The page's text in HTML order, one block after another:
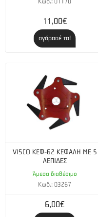
Δίσκος χορτοκοπής: Ναι
Εξάρτηση: Διπλή
Κωδ.: 01170
11,00€
αγόρασέ το!
VISCO ΚΕΦ-62 ΚΕΦΑΛΗ ΜΕ 5
ΛΕΠΙΔΕΣ
Άμεσα διαθέσιμο
Κωδ.: 03267
6,00€